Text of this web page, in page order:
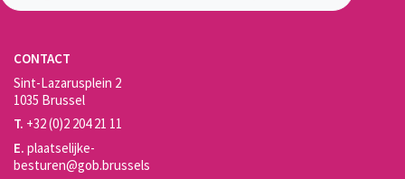
CONTACT
Sint-Lazarusplein 2
1035 Brussel
T. +32 (0)2 204 21 11
E. plaatselijke-
besturen@gob.brussels